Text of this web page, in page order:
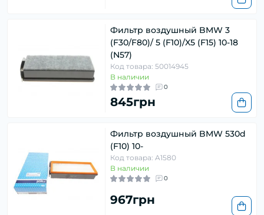
Фильтр воздушный BMW 3
(F30/F80)/ 5 (F10)/X5 (F15) 10-18
(N57)
Код товара: 50014945
В наличии
0
845грн
Фильтр воздушный BMW 530d
(F10) 10-
Код товара: A1580
В наличии
0
967грн